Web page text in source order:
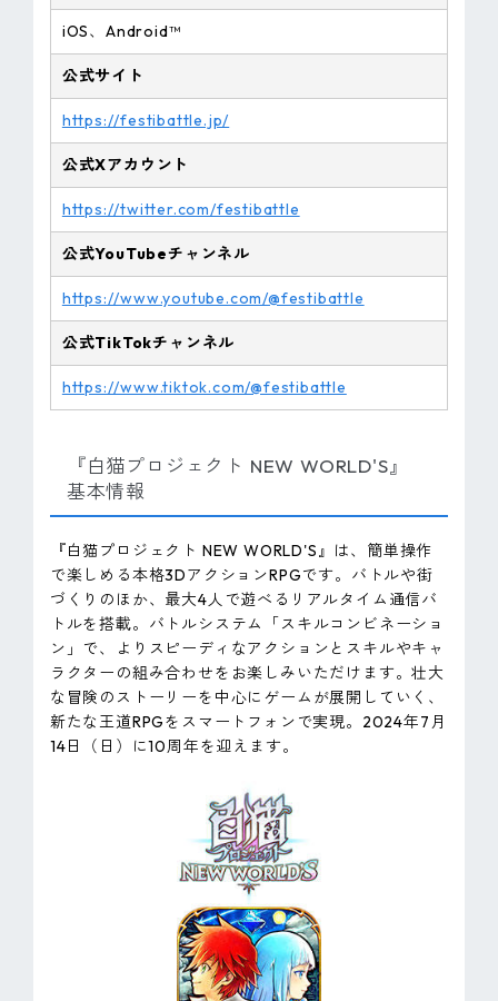
iOS、Android™
公式サイト
https://festibattle.jp/
公式Xアカウント
https://twitter.com/festibattle
公式YouTubeチャンネル
https://www.youtube.com/@festibattle
公式TikTokチャンネル
https://www.tiktok.com/@festibattle
『白猫プロジェクト NEW WORLD'S』
基本情報
『白猫プロジェクト NEW WORLD'S』は、簡単操作
で楽しめる本格3DアクションRPGです。バトルや街
づくりのほか、最大4人で遊べるリアルタイム通信バ
トルを搭載。バトルシステム「スキルコンビネーショ
ン」で、よりスピーディなアクションとスキルやキャ
ラクターの組み合わせをお楽しみいただけます。壮大
な冒険のストーリーを中心にゲームが展開していく、
新たな王道RPGをスマートフォンで実現。2024年7月
14日（日）に10周年を迎えます。